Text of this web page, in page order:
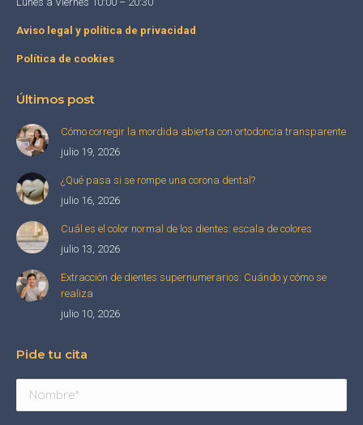
Aviso legal y política de privacidad
Política de cookies
Últimos post
Cómo corregir la mordida abierta con ortodoncia transparente
julio 19, 2026
¿Qué pasa si se rompe una corona dental?
julio 16, 2026
Cuál es el color normal de los dientes: escala de colores
julio 13, 2026
Extracción de dientes supernumerarios: Cuándo y cómo se
realiza
julio 10, 2026
Pide tu cita